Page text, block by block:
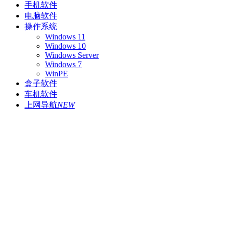
手机软件
电脑软件
操作系统
Windows 11
Windows 10
Windows Server
Windows 7
WinPE
盒子软件
车机软件
上网导航NEW